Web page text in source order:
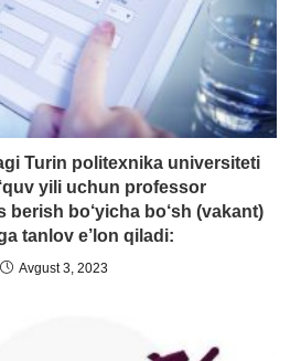
Turin politexnika universiteti
yili uchun professor
berish bo‘yicha bо‘sh (vakant)
tanlov e’lon qiladi:
Avgust 3, 2023